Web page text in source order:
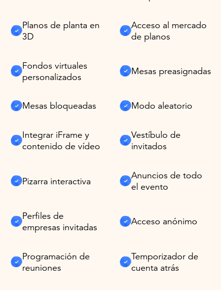
Planos de planta en
3D
Acceso al mercado
de planos
Fondos virtuales
personalizados
Mesas preasignadas
Mesas bloqueadas Modo aleatorio
Integrar iFrame y
contenido de vídeo
Vestíbulo de
invitados
Pizarra interactiva
Anuncios de todo
el evento
Perfiles de
empresas invitadas
Acceso anónimo
Programación de
reuniones
Temporizador de
cuenta atrás